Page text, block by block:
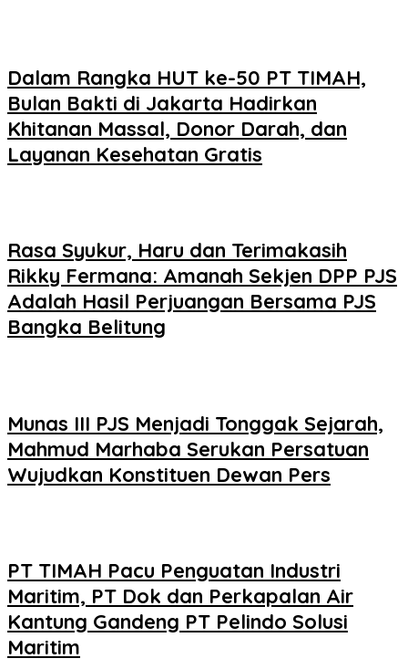
Dalam Rangka HUT ke-50 PT TIMAH,
Bulan Bakti di Jakarta Hadirkan
Khitanan Massal, Donor Darah, dan
Layanan Kesehatan Gratis
Rasa Syukur, Haru dan Terimakasih
Rikky Fermana: Amanah Sekjen DPP PJS
Adalah Hasil Perjuangan Bersama PJS
Bangka Belitung
Munas III PJS Menjadi Tonggak Sejarah,
Mahmud Marhaba Serukan Persatuan
Wujudkan Konstituen Dewan Pers
PT TIMAH Pacu Penguatan Industri
Maritim, PT Dok dan Perkapalan Air
Kantung Gandeng PT Pelindo Solusi
Maritim